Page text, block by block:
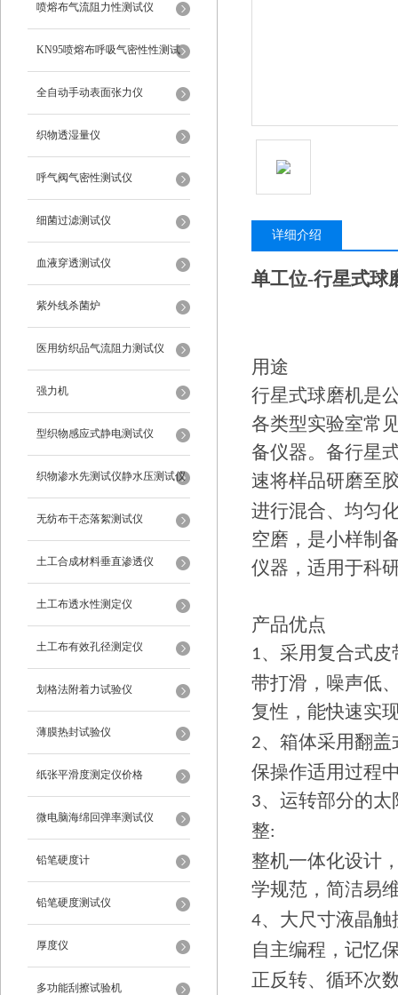
喷熔布气流阻力性测试仪
KN95喷熔布呼吸气密性性测试
仪
全自动手动表面张力仪
织物透湿量仪
呼气阀气密性测试仪
细菌过滤测试仪
血液穿透测试仪
紫外线杀菌炉
医用纺织品气流阻力测试仪
强力机
型织物感应式静电测试仪
织物渗水先测试仪静水压测试仪
无纺布干态落絮测试仪
土工合成材料垂直渗透仪
土工布透水性测定仪
土工布有效孔径测定仪
划格法附着力试验仪
薄膜热封试验仪
纸张平滑度测定仪价格
微电脑海绵回弹率测试仪
铅笔硬度计
铅笔硬度测试仪
厚度仪
多功能刮擦试验机
详细介绍
单工位-行星式球
用途
行星式球磨机是
各类型实验室常
备仪器。备行星
速将样品研磨至
进行混合、均匀
空磨，是小样制
仪器，适用于科
产品优点
1、采用复合式
带打滑，噪声低
复性，能快速实
2、箱体采用翻
保操作适用过程
3、运转部分的
整:
整机一体化设计
学规范，简洁易
4、大尺寸液晶
自主编程，记忆
正反转、循环次